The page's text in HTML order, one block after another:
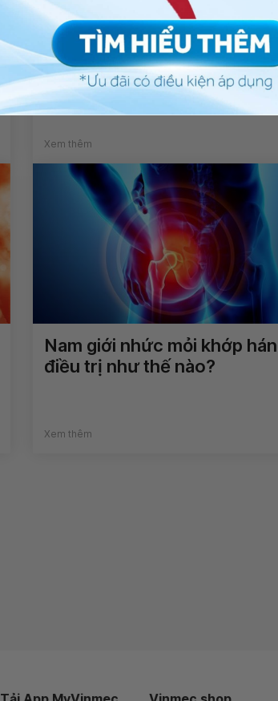
Bác sĩ tim mạch Vinmec
gia nghiên cứu khoa học về
tăng huyết áp với Đại học
Massachusetts (Mỹ)
Xem thêm
Nam giới nhức mỏi khớp
điều trị như thế nào?
Xem thêm